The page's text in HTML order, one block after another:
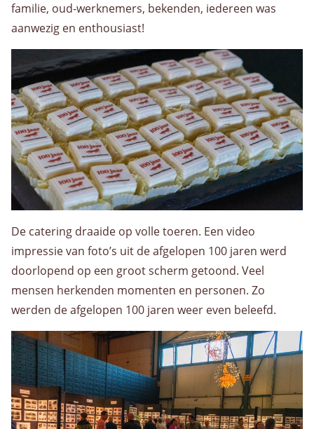
familie, oud-werknemers, bekenden, iedereen was
aanwezig en enthousiast!
De catering draaide op volle toeren. Een video
impressie van foto’s uit de afgelopen 100 jaren werd
doorlopend op een groot scherm getoond. Veel
mensen herkenden momenten en personen. Zo
werden de afgelopen 100 jaren weer even beleefd.